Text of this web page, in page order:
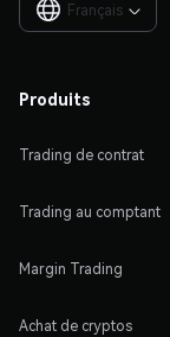
Français 
Produits
Trading de contrat
Trading au comptant
Margin Trading
Achat de cryptos